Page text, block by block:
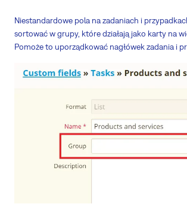
Niestandardowe pola na zadaniach i
sortować w grupy, które działają jako karty na
Pomoże to uporządkować nagłówek zadania i